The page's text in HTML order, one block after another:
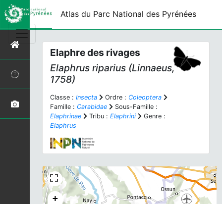
Atlas du Parc National des Pyrénées
Elaphre des rivages
Elaphrus riparius (Linnaeus,
1758)
Classe : Insecta Ordre : Coleoptera
Famille : Carabidae
Sous-Famille :
Elaphrinae
Tribu : Elaphrini
Genre :
Elaphrus
+